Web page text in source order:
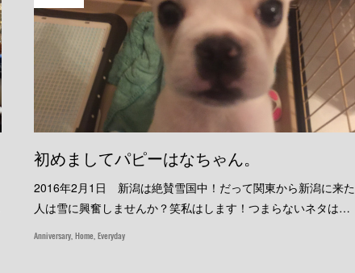
初めましてパピーはなちゃん。
2016年2月1日 新潟は絶賛雪国中！だって関東から新潟に来た
人は雪に興奮しませんか？笑私はします！つまらないネタは…
Anniversary Home Everyday